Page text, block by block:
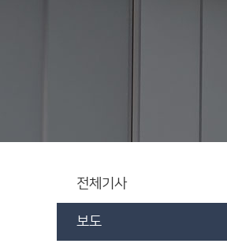
전체기사
보도